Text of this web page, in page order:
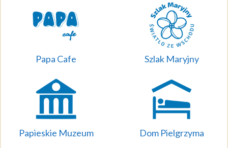
Papa Cafe Szlak Maryjny
Papieskie Muzeum Dom Pielgrzyma